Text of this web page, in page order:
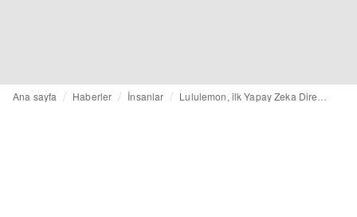
Ana sayfa Haberler İnsanlar